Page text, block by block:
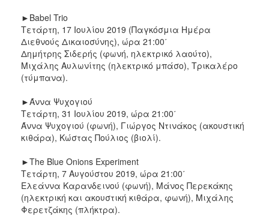
ΑΝΘΕΚΤΙΚΗ
ΠΟΛΗ
►Babel Trio
Τετάρτη, 17 Ιουλίου 2019 (Παγκόσμια Ημέρα
Διεθνούς Δικαιοσύνης), ώρα 21:00΄
Δημήτρης Σιδερής (φωνή, ηλεκτρικό λαούτο),
Μιχάλης Αυλωνίτης (ηλεκτρικό μπάσο), Τρικαλέρο
(τύμπανα).
►Άννα Ψυχογιού
Τετάρτη, 31 Ιουλίου 2019, ώρα 21:00΄
Άννα Ψυχογιού (φωνή), Γιώργος Ντινάκος (ακουστική
κιθάρα), Κώστας Πούλιος (βιολί).
►The Blue Onions Experiment
Τετάρτη, 7 Αυγούστου 2019, ώρα 21:00΄
Ελεάννα Καρανδεινού (φωνή), Μάνος Περεκάκης
(ηλεκτρική και ακουστική κιθάρα, φωνή), Μιχάλης
Φερετζάκης (πλήκτρα).